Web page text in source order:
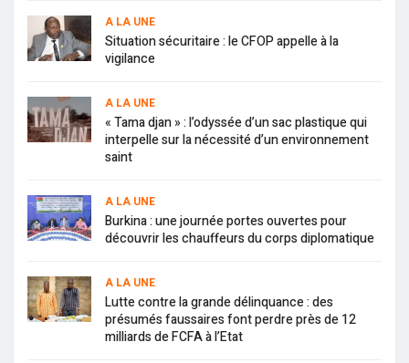
A LA UNE
Situation sécuritaire : le CFOP appelle à la
vigilance
A LA UNE
« Tama djan » : l’odyssée d’un sac plastique qui
interpelle sur la nécessité d’un environnement
saint
A LA UNE
Burkina : une journée portes ouvertes pour
découvrir les chauffeurs du corps diplomatique
A LA UNE
Lutte contre la grande délinquance : des
présumés faussaires font perdre près de 12
milliards de FCFA à l’Etat